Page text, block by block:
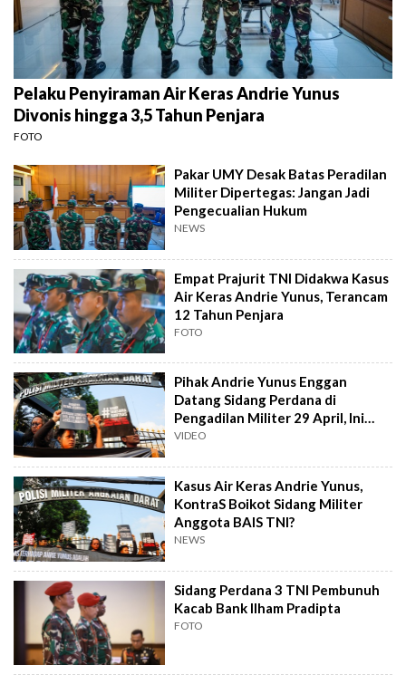
Pelaku Penyiraman Air Keras Andrie Yunus
Divonis hingga 3,5 Tahun Penjara
FOTO
Pakar UMY Desak Batas Peradilan
Militer Dipertegas: Jangan Jadi
Pengecualian Hukum
NEWS
Empat Prajurit TNI Didakwa Kasus
Air Keras Andrie Yunus, Terancam
12 Tahun Penjara
FOTO
Pihak Andrie Yunus Enggan
Datang Sidang Perdana di
Pengadilan Militer 29 April, Ini
Alasannya
VIDEO
Kasus Air Keras Andrie Yunus,
KontraS Boikot Sidang Militer
Anggota BAIS TNI?
NEWS
Sidang Perdana 3 TNI Pembunuh
Kacab Bank Ilham Pradipta
FOTO